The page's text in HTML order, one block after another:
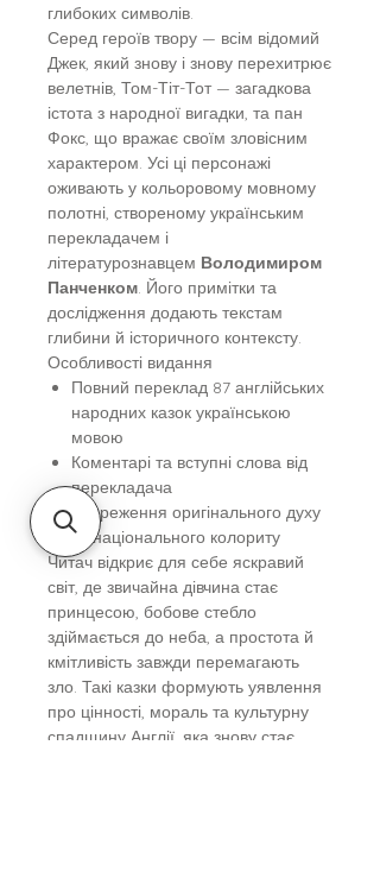
глибоких символів.
Серед героїв твору — всім відомий
Джек, який знову і знову перехитрює
велетнів, Том-Тіт-Тот — загадкова
істота з народної вигадки, та пан
Фокс, що вражає своїм зловісним
характером. Усі ці персонажі
оживають у кольоровому мовному
полотні, створеному українським
перекладачем і
літературознавцем Володимиром
Панченком. Його примітки та
дослідження додають текстам
глибини й історичного контексту.
Особливості видання
Повний переклад 87 англійських
народних казок українською
мовою
Коментарі та вступні слова від
перекладача
Збереження оригінального духу
та національного колориту
Читач відкриє для себе яскравий
світ, де звичайна дівчина стає
принцесою, бобове стебло
здіймається до неба, а простота й
кмітливість завжди перемагають
зло. Такі казки формують уявлення
про цінності, мораль та культурну
спадщину Англії, яка знову стає